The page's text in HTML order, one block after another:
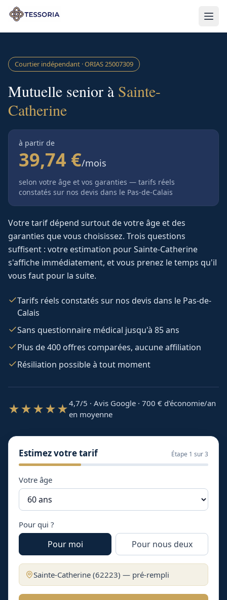
Aller au contenu principal
Courtier indépendant · ORIAS25007309
Mutuelle senior à Sainte-
Catherine
à partir de
39,74 €/mois
selon votre âge et vos garanties — tarifs réels
constatés sur nos devis dans le Pas-de-Calais
Votre tarif dépend surtout de votre âge et des
garanties que vous choisissez. Trois questions
suffisent : votre estimation pourSainte-Catherine
s'affiche immédiatement, et vous prenez le temps qu'il
vous faut pour la suite.
Tarifs réels constatés sur nos devis dans le Pas-de-
Calais
Sans questionnaire médical jusqu'à 85 ans
Plus de 400 offres comparées, aucune affiliation
Résiliation possible à tout moment
★★★★★4,7/5 · Avis Google · 700 € d'économie/an
en moyenne
Estimez votre tarif Étape 1 sur 3
Votre âge
Pour qui ?
Pour moi Pour nous deux
Sainte-Catherine (62223) — pré-rempli